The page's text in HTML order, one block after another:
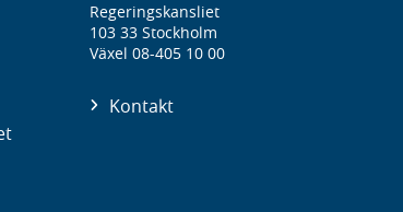
Regeringskansliet
103 33 Stockholm
Växel 08-405 10 00
Kontakt